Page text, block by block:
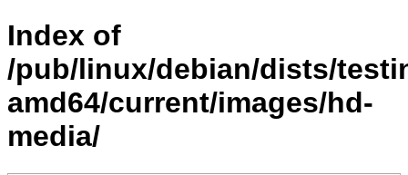
Index of
/pub/linux/debian/dists/
amd64/current/images/hd-
media/